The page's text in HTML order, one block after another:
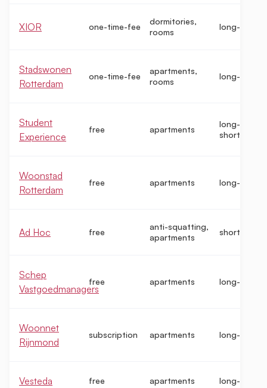
XIOR one-time-fee
dormitories,
rooms
long-term
Stadswonen
Rotterdam
one-time-fee
apartments,
rooms
long-term
Student
Experience
free apartments
long-term,
short-term
Woonstad
Rotterdam
free apartments long-term
Ad Hoc free
anti-squatting,
apartments
short-term
Schep
Vastgoedmanagers
free apartments long-term
Woonnet
Rijnmond
subscription apartments long-term
Vesteda free apartments long-term